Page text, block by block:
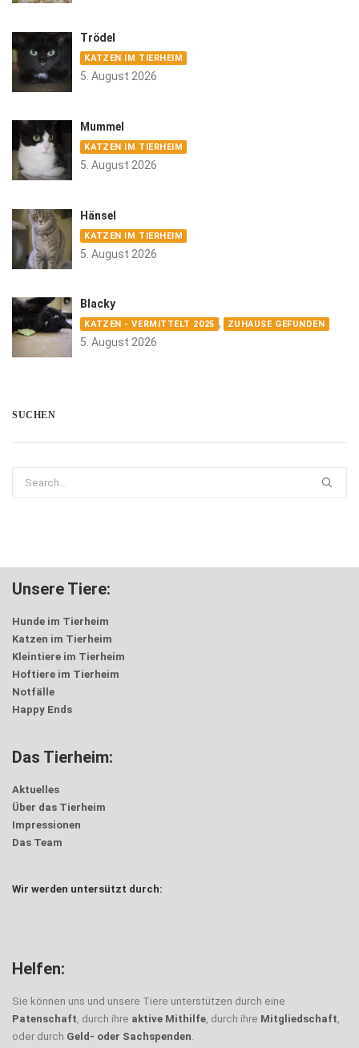
Trödel
KATZEN IM TIERHEIM
5. August 2026
Mummel
KATZEN IM TIERHEIM
5. August 2026
Hänsel
KATZEN IM TIERHEIM
5. August 2026
Blacky
KATZEN - VERMITTELT 2025 , ZUHAUSE GEFUNDEN
5. August 2026
SUCHEN
Unsere Tiere:
Hunde im Tierheim
Katzen im Tierheim
Kleintiere im Tierheim
Hoftiere im Tierheim
Notfälle
Happy Ends
Das Tierheim:
Aktuelles
Über das Tierheim
Impressionen
Das Team
Wir werden untersützt durch:
Helfen:
Sie können uns und unsere Tiere unterstützen durch eine
Patenschaft, durch ihre aktive Mithilfe, durch ihre Mitgliedschaft,
oder durch Geld- oder Sachspenden.